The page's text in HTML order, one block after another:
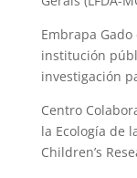
Embrapa
institución
investigación
Centro
la Ecología de
Children’s